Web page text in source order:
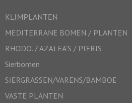
KLIMPLANTEN
MEDITERRANE BOMEN / PLANTEN
RHODO. / AZALEA’S / PIERIS
Sierbomen
SIERGRASSEN/VARENS/BAMBOE
VASTE PLANTEN